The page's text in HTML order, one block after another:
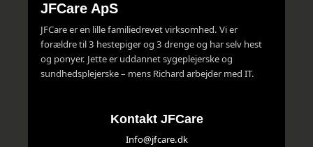
JFCare ApS
JFCare er en lille familiedrevet virksomhed. Vi er
forældre til 3 hestepiger og 3 drenge og har selv hest
og ponyer. Jette er uddannet sygeplejerske og
sundhedsplejerske – mens Richard arbejder med IT.
Kontakt JFCare
Info@jfcare.dk